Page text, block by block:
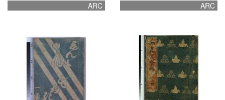
ARC ARC